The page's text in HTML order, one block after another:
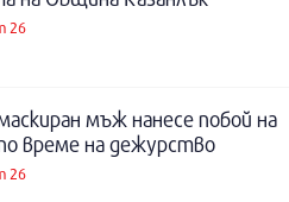
26
мъж нанесе побой на
време на дежурство
26